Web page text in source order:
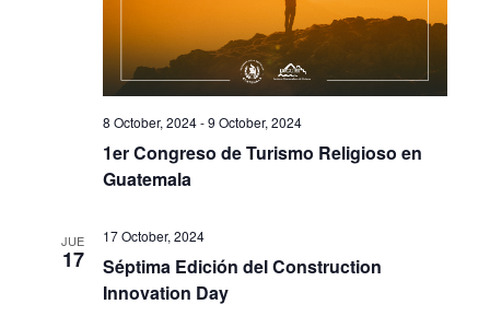
8 October, 2024-9 October, 2024
1er Congreso de Turismo Religioso en
Guatemala
JUE
17
17 October, 2024
Séptima Edición del Construction
Innovation Day